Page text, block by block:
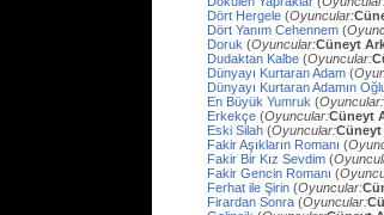
Dört Hergele (Oyuncular:
Dört Yanım Cehennem (
Doruk (Oyuncular:Cüneyt
Dudaktan Kalbe (Oyuncular:
Dünyayı Kurtaran Adam (
Dünyayı Kurtaran Adamın
En Büyük Yumruk (Oyuncular:
Erkekçe (Oyuncular:Cüneyt
Eski Silah (Oyuncular:Cüneyt
Fakir Aşıkların Romanı (
Fakir Bir Kız Sevdim (
Fakir Gencin Romanı (
Ferhat ile Şirin (Oyuncular:
Firardan Sonra (Oyuncular: